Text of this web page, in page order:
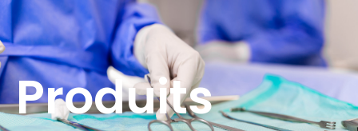
Produits